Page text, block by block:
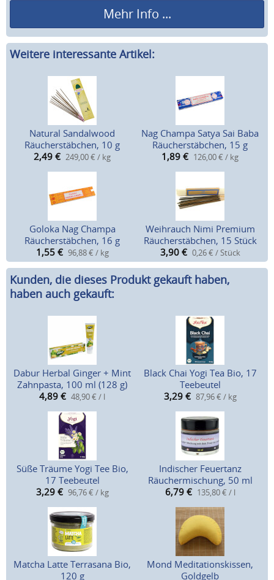
Mehr Info ...
Weitere interessante Artikel:
Natural Sandalwood
Räucherstäbchen, 10 g
2,49 € 249,00 € / kg
Nag Champa Satya Sai Baba
Räucherstäbchen, 15 g
1,89 € 126,00 € / kg
Goloka Nag Champa
Räucherstäbchen, 16 g
1,55 € 96,88 € / kg
Weihrauch Nimi Premium
Räucherstäbchen, 15 Stück
3,90 € 0,26 € / Stück
Kunden, die dieses Produkt gekauft haben,
haben auch gekauft:
Dabur Herbal Ginger + Mint
Zahnpasta, 100 ml (128 g)
4,89 € 48,90 € / l
Black Chai Yogi Tea Bio, 17
Teebeutel
3,29 € 87,96 € / kg
Süße Träume Yogi Tee Bio,
17 Teebeutel
3,29 € 96,76 € / kg
Indischer Feuertanz
Räuchermischung, 50 ml
6,79 € 135,80 € / l
Matcha Latte Terrasana Bio,
120 g
Mond Meditationskissen,
Goldgelb